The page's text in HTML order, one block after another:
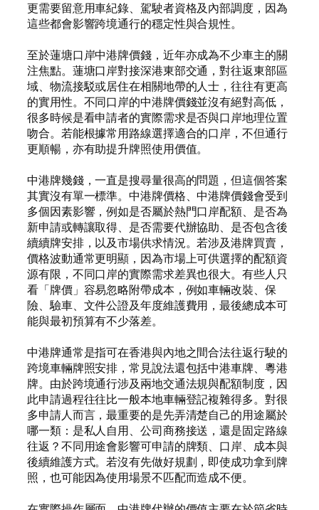
更需要留意用車紀錄、駕駛者資格及內部調度，因為
這些都會影響跨境通行的穩定性與合規性。
至於蓮塘口岸中港牌價錢，近年亦成為不少車主的關
注焦點。蓮塘口岸對接深港東部交通，對往返東部區
域、物流接駁或居住在相關地帶的人士，往往有更高
的實用性。不同口岸的中港牌價錢並沒有絕對高低，
很多時候是看申請者的實際需求是否與口岸地理位置
吻合。若能根據常用路線選擇適合的口岸，不但通行
更順暢，亦有助提升牌照使用價值。
中港牌幾錢，一直是搜尋量很高的問題，但這個答案
其實沒有單一標準。中港牌價格、中港牌價錢會受到
多個因素影響，例如是否屬於熱門口岸配額、是否為
新申請或轉讓取得、是否需要代辦協助、是否包含後
續續牌安排，以及市場供求情況。若涉及港牌買賣，
價格波動通常更明顯，因為市場上可供選擇的配額資
源有限，不同口岸的實際需求差異也很大。有些人只
看「牌價」容易忽略附帶成本，例如車輛改裝、保
險、驗車、文件公證及年度維護費用，最後總成本可
能與最初預算有不少落差。
中港牌通常是指可在香港與內地之間合法往返行駛的
跨境車輛牌照安排，常見說法還包括中港車牌、粵港
牌。由於跨境通行涉及兩地交通法規與配額制度，因
此申請過程往往比一般本地車輛登記複雜得多。對很
多申請人而言，最重要的是先弄清楚自己的用途屬於
哪一類：是私人自用、公司商務接送，還是固定路線
往返？不同用途會影響可申請的牌類、口岸、成本與
後續維護方式。若沒有先做好規劃，即使成功拿到牌
照，也可能因為使用場景不匹配而造成不便。